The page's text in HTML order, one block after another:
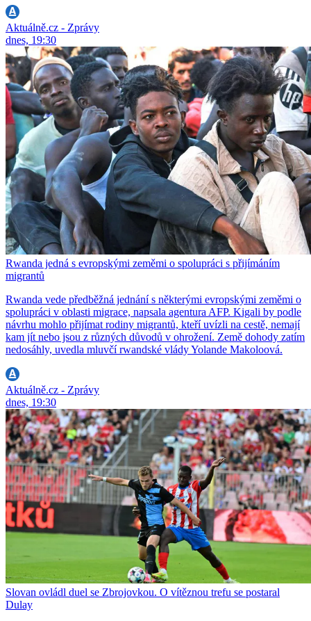
Aktuálně.cz - Zprávy
dnes, 19:30
Rwanda jedná s evropskými zeměmi o spolupráci s přijímáním
migrantů
Rwanda vede předběžná jednání s některými evropskými zeměmi o
spolupráci v oblasti migrace, napsala agentura AFP. Kigali by podle
návrhu mohlo přijímat rodiny migrantů, kteří uvízli na cestě, nemají
kam jít nebo jsou z různých důvodů v ohrožení. Země dohody zatím
nedosáhly, uvedla mluvčí rwandské vlády Yolande Makoloová.
Aktuálně.cz - Zprávy
dnes, 19:30
Slovan ovládl duel se Zbrojovkou. O vítěznou trefu se postaral
Dulay